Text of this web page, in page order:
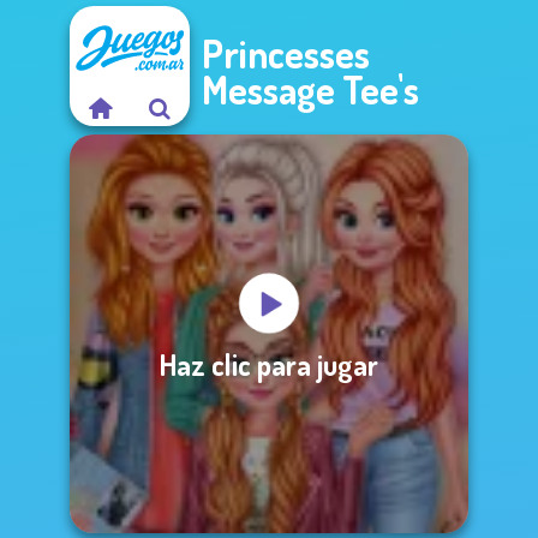
Princesses
Message Tee's
Haz clic para jugar